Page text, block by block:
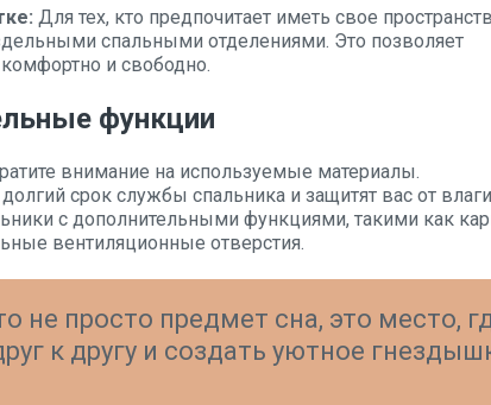
Для тех, кто предпочитает иметь свое
спальными отделениями. Это позволяет
и свободно.
функции
внимание на используемые материалы.
срок службы спальника и защитят вас от
с дополнительными функциями, такими как
вентиляционные отверстия.
не просто предмет сна, это место,
к другу и создать уютное